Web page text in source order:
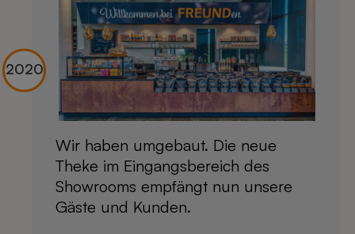
Wir haben umgebaut. Die neue
Theke im Eingangsbereich des
Showrooms empfängt nun unsere
Gäste und Kunden.